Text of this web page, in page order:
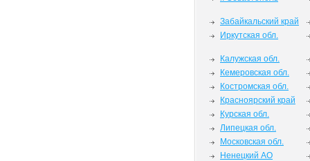
Забайкальский край
Иркутская обл.
Калужская обл.
Кемеровская обл.
Костромская обл.
Красноярский край
Курская обл.
Липецкая обл.
Московская обл.
Ненецкий АО